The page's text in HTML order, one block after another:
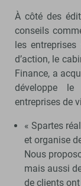
À côté des
conseils
les
d’action, le
Finance, a
développe
entreprises de
« Spartes
et organise
Nous
mais aussi
de clients